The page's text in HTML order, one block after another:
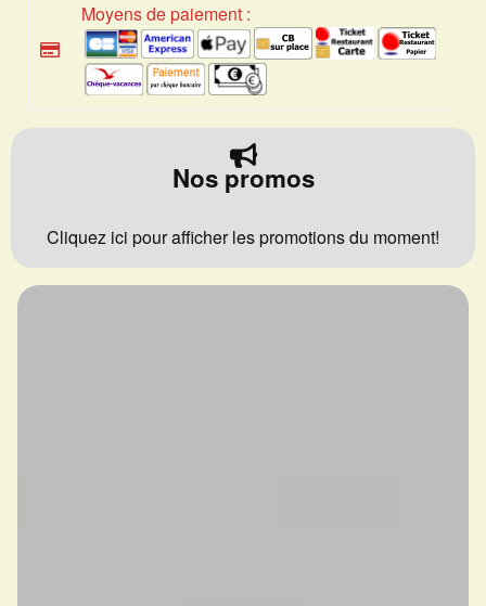
Moyens de paiement :
Nos promos
Cliquez ici pour afficher les promotions du moment!